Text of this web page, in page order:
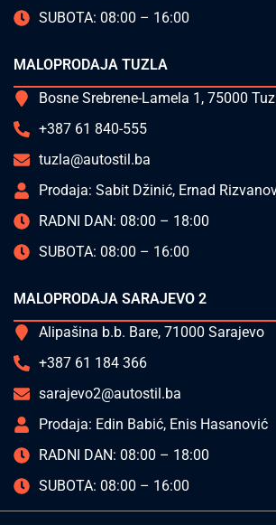
SUBOTA: 08:00 – 16:00
MALOPRODAJA TUZLA
Bosne Srebrene-Lamela 1, 75000
+387 61 840-555
tuzla@autostil.ba
Prodaja: Sabit Džinić, Ernad
RADNI DAN: 08:00 – 18:00
SUBOTA: 08:00 – 16:00
MALOPRODAJA SARAJEVO 2
Alipašina b.b. Bare, 71000 Sarajevo
+387 61 184 366
sarajevo2@autostil.ba
Prodaja: Edin Babić, Enis Hasanović
RADNI DAN: 08:00 – 18:00
SUBOTA: 08:00 – 16:00